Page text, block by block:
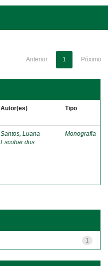
Anterior 1 Póximo
Autor(es) Tipo
Santos, Luana
Escobar dos
Monografia
1